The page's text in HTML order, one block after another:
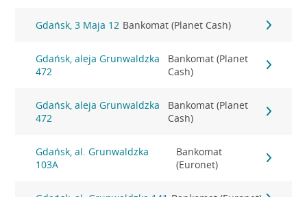
Gdańsk, 3 Maja 12 Bankomat (Planet Cash)
Gdańsk, aleja Grunwaldzka
472
Bankomat (Planet
Cash)
Gdańsk, aleja Grunwaldzka
472
Bankomat (Planet
Cash)
Gdańsk, al. Grunwaldzka
103A
Bankomat
(Euronet)